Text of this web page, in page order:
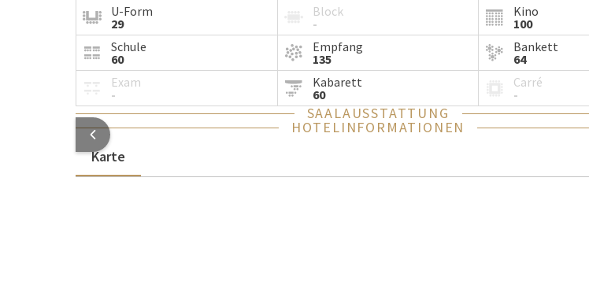
Temperaturen.
U-Form
29
Block
-
Kino
100
Schule
60
Empfang
135
Bankett
64
Exam
-
Kabarett
60
Carré
-
SAALAUSSTATTUNG
HOTELINFORMATIONEN
Karte